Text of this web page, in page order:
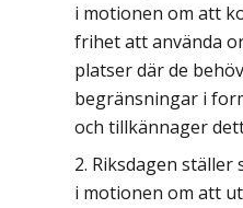
i motionen om att
frihet att använda
platser där de
begränsningar i
och tillkännager
Riksdagen ställer
i motionen om att